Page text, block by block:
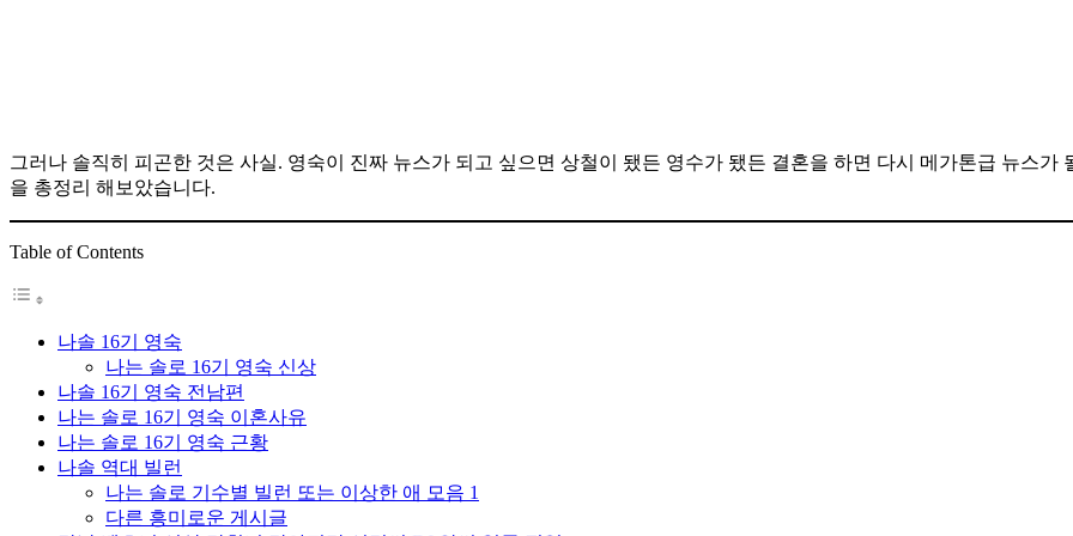
그러나 솔직히 피곤한 것은 사실. 영숙이 진짜 뉴스가 되고 싶으면 상철이 됐든 영수가 됐든 결혼을 하면 다시 메가톤급 뉴스가
을 총정리 해보았습니다.
Table of Contents
나솔 16기 영숙
나는 솔로 16기 영숙 신상
나솔 16기 영숙 전남편
나는 솔로 16기 영숙 이혼사유
나는 솔로 16기 영숙 근황
나솔 역대 빌런
나는 솔로 기수별 빌런 또는 이상한 애 모음 1
다른 흥미로운 게시글